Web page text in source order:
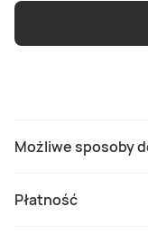
Możliwe sposoby
Płatność